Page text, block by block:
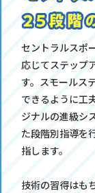
セントラルスポ
応じてステップ
す。スモールス
できるように工
ジナルの進級シ
た段階別指導を
指します。
技術の習得はも